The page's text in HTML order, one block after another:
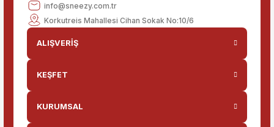
info@sneezy.com.tr
Korkutreis Mahallesi Cihan Sokak No:10/6
ALIŞVERİŞ
KEŞFET
KURUMSAL